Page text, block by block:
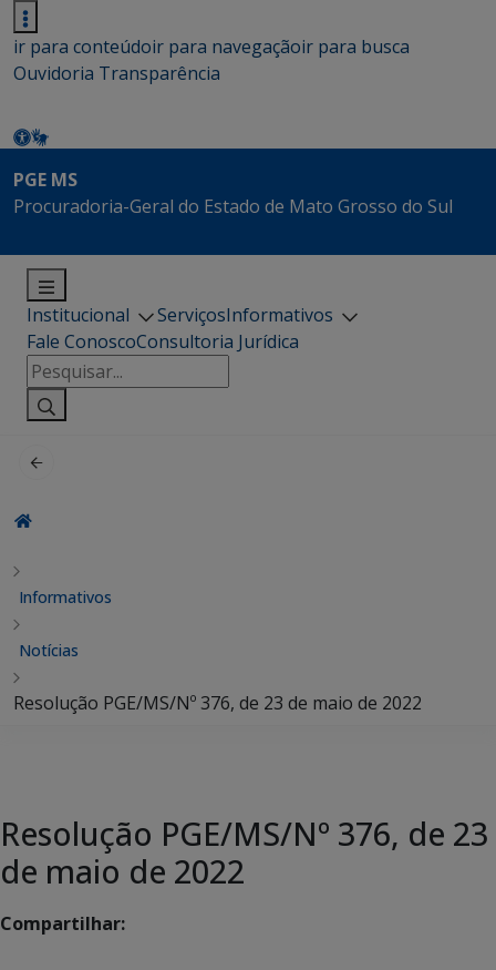
ir para conteúdoir para navegaçãoir para busca
Ouvidoria Transparência
PGE MS
Procuradoria-Geral do Estado de Mato Grosso do Sul
Institucional ServiçosInformativos
Fale ConoscoConsultoria Jurídica
Pesquisar
por:
Informativos
Notícias
Resolução PGE/MS/Nº 376, de 23 de maio de 2022
Resolução PGE/MS/Nº 376, de 23
de maio de 2022
Compartilhar: